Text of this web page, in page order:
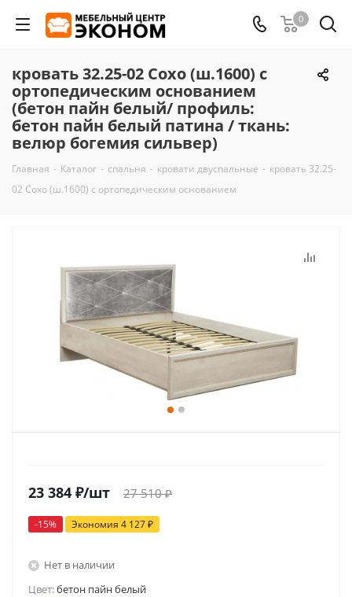
0
кровать 32.25-02 Сохо (ш.1600) с
ортопедическим основанием
(бетон пайн белый/ профиль:
бетон пайн белый патина / ткань:
велюр богемия сильвер)
Главная - Каталог - спальня - кровати двуспальные - кровать 32.25-
02 Сохо (ш.1600) с ортопедическим основанием
23 384 ₽/шт 27 510₽
-15% Экономия 4 127₽
Нет в наличии
Цвет:бетон пайн белый